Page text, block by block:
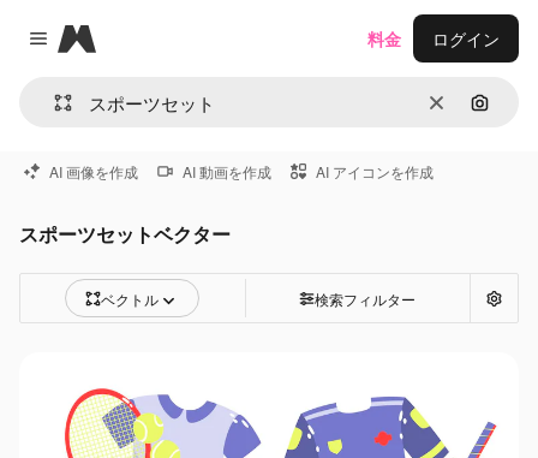
Close menu
Magnific
消去 画像で
料金 ログイン
AI 画像を作成 AI 動画を作成 AI アイコンを作成
スポーツセットベクター
ベクトル 検索フィルター